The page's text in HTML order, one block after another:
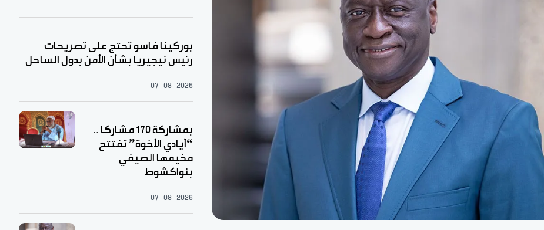
بوركينا فاسو تحتج على تصريحات
رئيس نيجيريا بشأن الأمن بدول الساحل
07-08-2026
بمشاركة 170 مشاركا ..
“أيادي الأخوة” تفتتح
مخيمها الصيفي
بنواكشوط
07-08-2026